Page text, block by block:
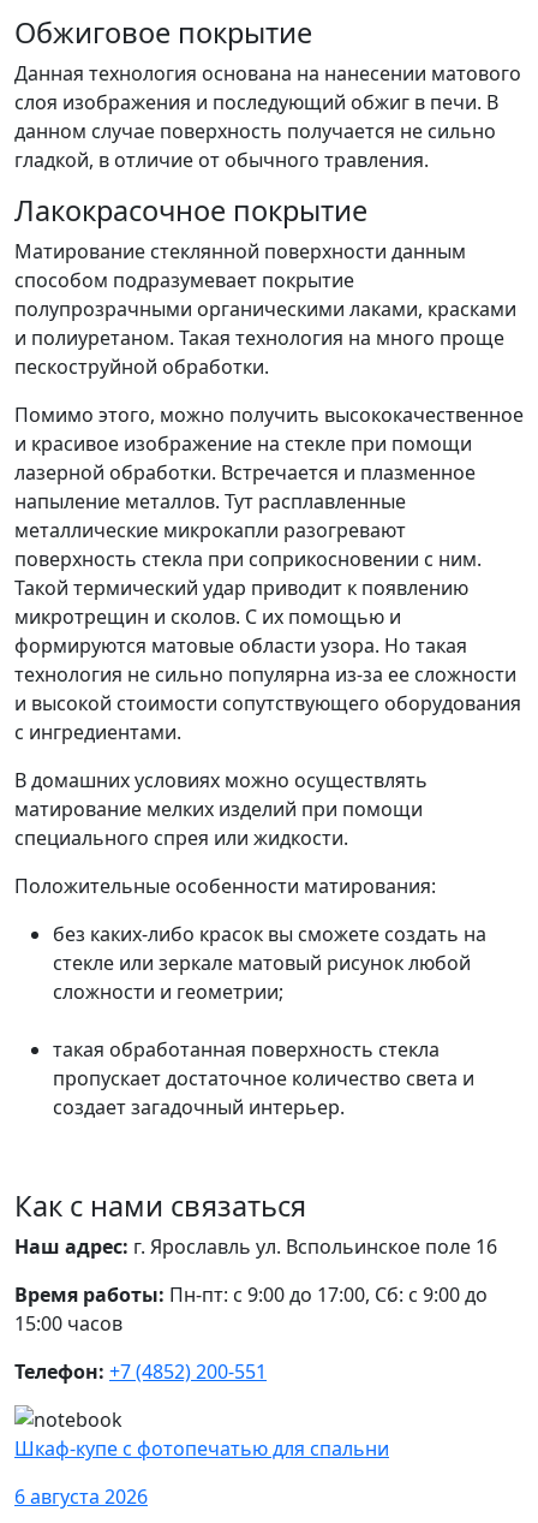
Обжиговое покрытие
Данная технология основана на нанесении матового
слоя изображения и последующий обжиг в печи. В
данном случае поверхность получается не сильно
гладкой, в отличие от обычного травления.
Лакокрасочное покрытие
Матирование стеклянной поверхности данным
способом подразумевает покрытие
полупрозрачными органическими лаками, красками
и полиуретаном. Такая технология на много проще
пескоструйной обработки.
Помимо этого, можно получить высококачественное
и красивое изображение на стекле при помощи
лазерной обработки. Встречается и плазменное
напыление металлов. Тут расплавленные
металлические микрокапли разогревают
поверхность стекла при соприкосновении с ним.
Такой термический удар приводит к появлению
микротрещин и сколов. С их помощью и
формируются матовые области узора. Но такая
технология не сильно популярна из-за ее сложности
и высокой стоимости сопутствующего оборудования
с ингредиентами.
В домашних условиях можно осуществлять
матирование мелких изделий при помощи
специального спрея или жидкости.
Положительные особенности матирования:
без каких-либо красок вы сможете создать на
стекле или зеркале матовый рисунок любой
сложности и геометрии;
такая обработанная поверхность стекла
пропускает достаточное количество света и
создает загадочный интерьер.
Как с нами связаться
Наш адрес: г. Ярославль ул. Вспольинское поле 16
Время работы: Пн-пт: с 9:00 до 17:00, Сб: с 9:00 до
15:00 часов
Телефон: +7 (4852) 200-551
Шкаф-купе с фотопечатью для спальни
6 августа 2026